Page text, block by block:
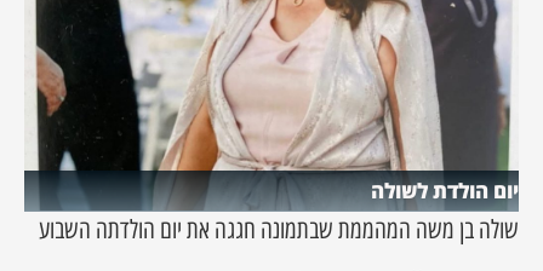
יום הולדת לשולה
שולה בן משה המהממת שבתמונה חגגה את יום הולדתה השבוע